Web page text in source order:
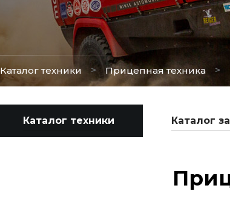
Каталог техники > Прицепная техника >
Каталог техники Каталог